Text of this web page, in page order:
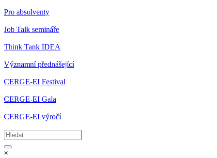
Pro absolventy
Job Talk semináře
Think Tank IDEA
Významní přednášející
CERGE-EI Festival
CERGE-EI Gala
CERGE-EI výročí
×